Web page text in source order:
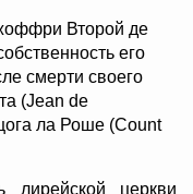
Второй де
его
смерти своего
(Jean de
ла Роше (Count
лирейской церкви